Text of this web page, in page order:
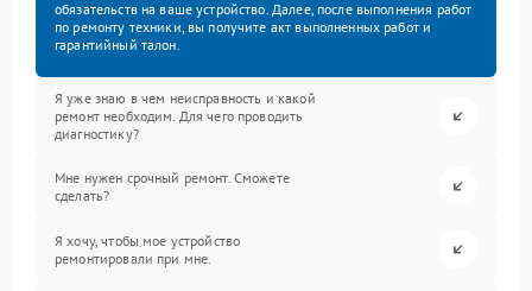
обязательств на ваше устройство. Далее, после выполнения работ
по ремонту техники, вы получите акт выполненных работ и
гарантийный талон.
Я уже знаю в чем неисправность и какой
ремонт необходим. Для чего проводить
диагностику?
Мне нужен срочный ремонт. Сможете
сделать?
Я хочу, чтобы мое устройство
ремонтировали при мне.